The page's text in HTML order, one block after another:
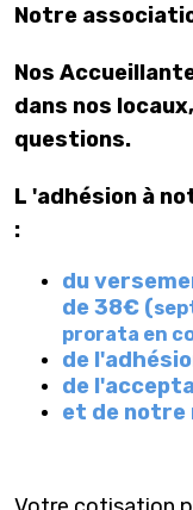
Notre
Nos
dans nos
questions.
L 'adhésion à
:
du
de 38€ (
prorata en
de
de
et de